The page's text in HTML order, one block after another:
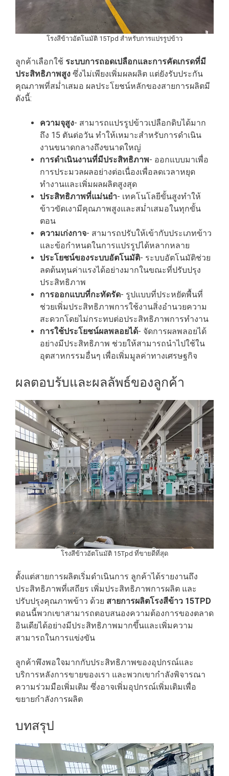
โรงสีข้าวอัตโนมัติ 15Tpd สำหรับการแปรรูปข้าว
ลูกค้าเลือกใช้ ระบบการถอดเปลือกและการคัดเกรดที่มี
ประสิทธิภาพสูง ซึ่งไม่เพียงเพิ่มผลผลิต แต่ยังรับประกัน
คุณภาพที่สม่ำเสมอ ผลประโยชน์หลักของสายการผลิตมี
ดังนี้:
ความจุสูง- สามารถแปรรูปข้าวเปลือกดิบได้มาก
ถึง 15 ตันต่อวัน ทำให้เหมาะสำหรับการดำเนิน
งานขนาดกลางถึงขนาดใหญ่
การดำเนินงานที่มีประสิทธิภาพ- ออกแบบมาเพื่อ
การประมวลผลอย่างต่อเนื่องเพื่อลดเวลาหยุด
ทำงานและเพิ่มผลผลิตสูงสุด
ประสิทธิภาพที่แม่นยำ- เทคโนโลยีขั้นสูงทำให้
ข้าวขัดเงามีคุณภาพสูงและสม่ำเสมอในทุกขั้น
ตอน
ความเก่งกาจ- สามารถปรับให้เข้ากับประเภทข้าว
และข้อกำหนดในการแปรรูปได้หลากหลาย
ประโยชน์ของระบบอัตโนมัติ- ระบบอัตโนมัติช่วย
ลดต้นทุนค่าแรงได้อย่างมากในขณะที่ปรับปรุง
ประสิทธิภาพ
การออกแบบที่กะทัดรัด- รูปแบบที่ประหยัดพื้นที่
ช่วยเพิ่มประสิทธิภาพการใช้งานสิ่งอำนวยความ
สะดวกโดยไม่กระทบต่อประสิทธิภาพการทำงาน
การใช้ประโยชน์ผลพลอยได้- จัดการผลพลอยได้
อย่างมีประสิทธิภาพ ช่วยให้สามารถนำไปใช้ใน
อุตสาหกรรมอื่นๆ เพื่อเพิ่มมูลค่าทางเศรษฐกิจ
ผลตอบรับและผลลัพธ์ของลูกค้า
โรงสีข้าวอัตโนมัติ 15Tpd ที่ขายดีที่สุด
ตั้งแต่สายการผลิตเริ่มดำเนินการ ลูกค้าได้รายงานถึง
ประสิทธิภาพที่เสถียร เพิ่มประสิทธิภาพการผลิต และ
ปรับปรุงคุณภาพข้าว ด้วย สายการผลิตโรงสีข้าว 15TPD
ตอนนี้พวกเขาสามารถตอบสนองความต้องการของตลาด
อินเดียได้อย่างมีประสิทธิภาพมากขึ้นและเพิ่มความ
สามารถในการแข่งขัน
ลูกค้าพึงพอใจมากกับประสิทธิภาพของอุปกรณ์และ
บริการหลังการขายของเรา และพวกเขากำลังพิจารณา
ความร่วมมือเพิ่มเติม ซึ่งอาจเพิ่มอุปกรณ์เพิ่มเติมเพื่อ
ขยายกำลังการผลิต
บทสรุป